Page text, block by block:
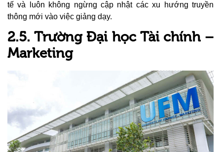
tế và luôn không ngừng cập nhật các xu hướng truyền
thông mới vào việc giảng dạy.
2.5. Trường Đại học Tài chính –
Marketing